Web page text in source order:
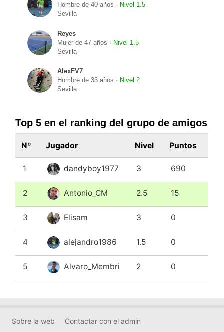
Hombre de 40 años · Nivel 1.5
Sevilla
Reyes
Mujer de 47 años · Nivel 1.5
Sevilla
AlexFV7
Hombre de 33 años · Nivel 2
Sevilla
Top 5 en el ranking del grupo de amigos
Nº Jugador Nivel Puntos
1 dandyboy1977 3 690
2 Antonio_CM 2.5 15
3 Elisam 3 0
4 alejandro1986 1.5 0
5 Alvaro_Membri 2 0
Sobre la web Contactar con el admin